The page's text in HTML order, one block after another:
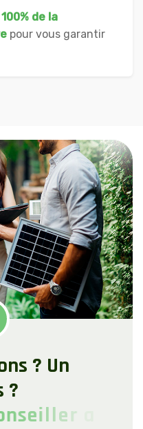
de la
pour vous garantir
ns ? Un
?
nseillera